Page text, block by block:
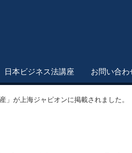
日本ビジネス法講座 お問い合わ
が上海ジャピオンに掲載されました。